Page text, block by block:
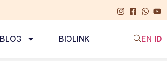
BLOG BIOLINK EN ID